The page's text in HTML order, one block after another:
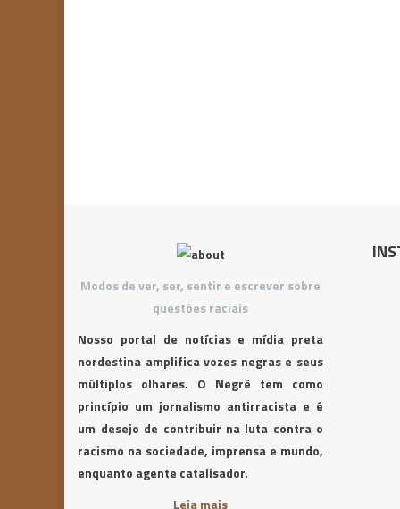
Modos de ver, ser, sentir e escrever sobre
questões raciais
Nosso portal de notícias e mídia preta
nordestina amplifica vozes negras e seus
múltiplos olhares. O Negrê tem como
princípio um jornalismo antirracista e é
um desejo de contribuir na luta contra o
racismo na sociedade, imprensa e mundo,
enquanto agente catalisador.
Leia mais